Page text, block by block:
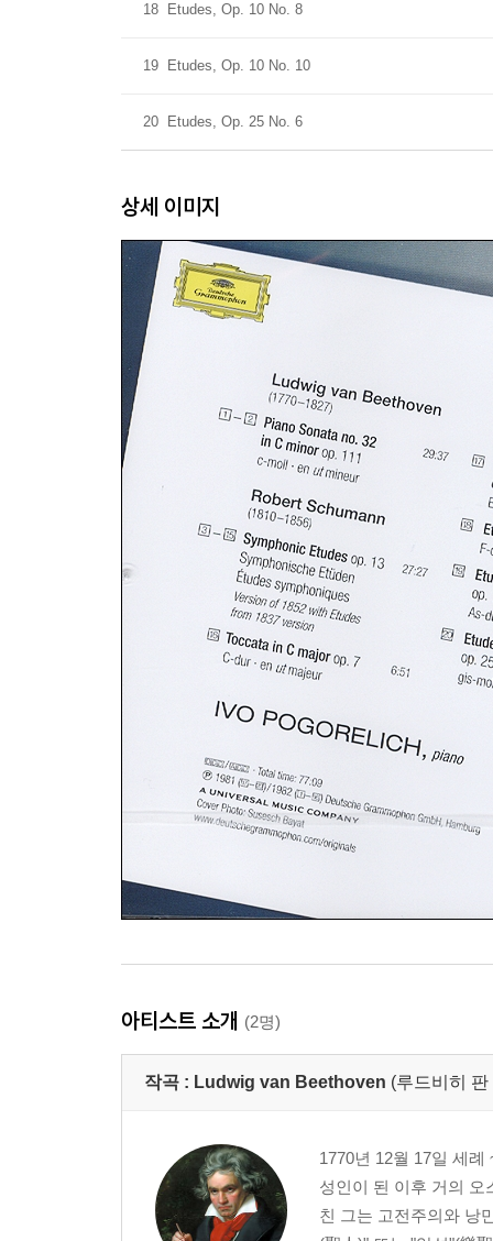
18 Etudes, Op. 10 No. 8
19 Etudes, Op. 10 No. 10
20 Etudes, Op. 25 No. 6
상세 이미지
아티스트 소개 (2명)
작곡 : Ludwig van Beethoven (루드비히
1770년 12월 17일 세
성인이 된 이후 거의 오
친 그는 고전주의와 낭